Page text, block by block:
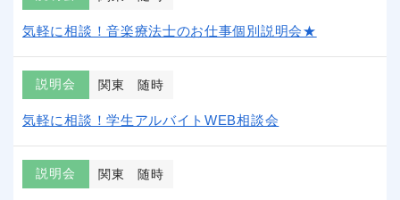
気軽に相談！音楽療法士のお仕事個別説明会★
説明会 関東 随時
気軽に相談！学生アルバイトWEB相談会
説明会 関東 随時